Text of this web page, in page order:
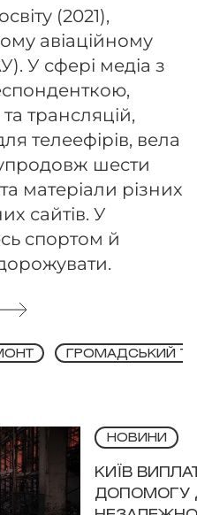
(2021),
авіаційному
У сфері медіа з
трансляцій,
телеефірів, вела
шести
матеріали різних
сайтів. У
спортом й
ГРОМАДСЬКИЙ
НОВИНИ
КИЇВ
ДОПОМОГУ